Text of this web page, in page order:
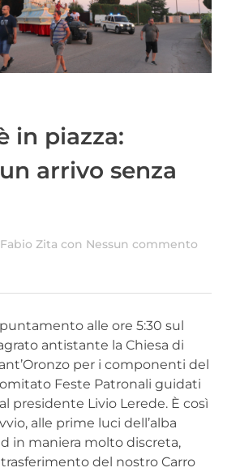
in piazza:
arrivo senza
Fabio Zita con Nessun commento
alle ore 5:30 sul
antistante la Chiesa di
per i componenti del
Feste Patronali guidati
presidente Livio Lerede. È così
alle prime luci dell’alba
in maniera molto discreta,
trasferimento del nostro Carro